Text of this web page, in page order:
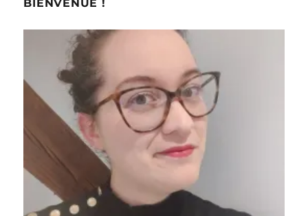
BIENVENUE !